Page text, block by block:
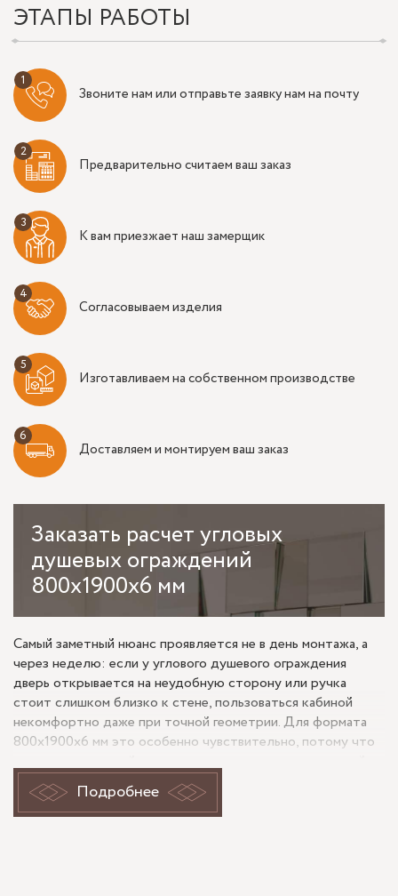
ЭТАПЫ РАБОТЫ
Звоните нам или отправьте заявку нам на почту
Предварительно считаем ваш заказ
К вам приезжает наш замерщик
Согласовываем изделия
Изготавливаем на собственном производстве
Доставляем и монтируем ваш заказ
Заказать расчет угловых
душевых ограждений
800x1900x6 мм
Самый заметный нюанс проявляется не в день монтажа, а
через неделю: если у углового душевого ограждения
дверь открывается на неудобную сторону или ручка
стоит слишком близко к стене, пользоваться кабиной
некомфортно даже при точной геометрии. Для формата
800x1900x6 мм это особенно чувствительно, потому что
вылет фурнитуры сразу влияют на восприятие всей
конструкции. Именно поэтому подготовку к заказу стоит
начинать не с оттенка стекла, а с того, как ограждение
Подробнее